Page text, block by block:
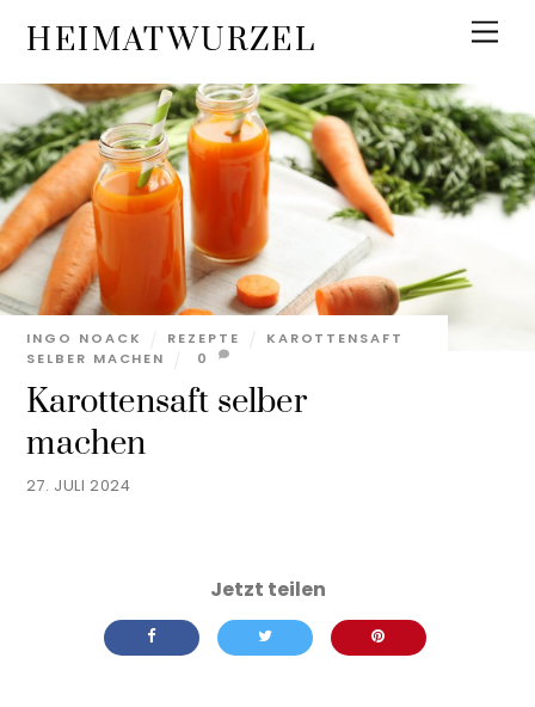
content
HEIMATWURZEL
27. JULI 2024
Karottensaft selber
machen
INGO NOACK REZEPTE
KAROTTENSAFT
SELBER MACHEN
0